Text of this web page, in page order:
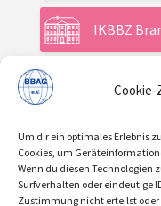
Um dir ein optimales Erlebnis
Cookies, um
Wenn du diesen Technologien
Surfverhalten oder eindeutige
Zustimmung nicht erteilst
IKBBZ
Veranstaltungen